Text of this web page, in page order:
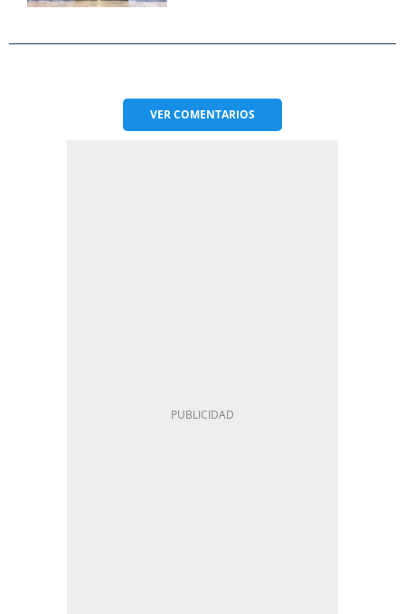
VERCOMENTARIOS